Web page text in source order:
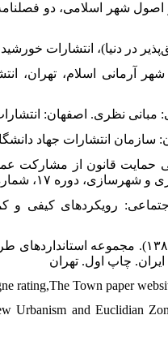
ارکان، صفات و اصول شهر
حیات طیبه شهر آرمانی اسلام،
اندیشه. (۱۳۹۱). تحلیل چگونگی
۱۷، شماره ۲، ص ۲۷-۱۵.
شیوه‌های پژوهش اجتماعی:
۵۳. واتسون، دونالد، آلن ج.پلاتوس و رابرت جی
چاپ اول. تهران
rating,The Town paper
Urbanism and Euclidian